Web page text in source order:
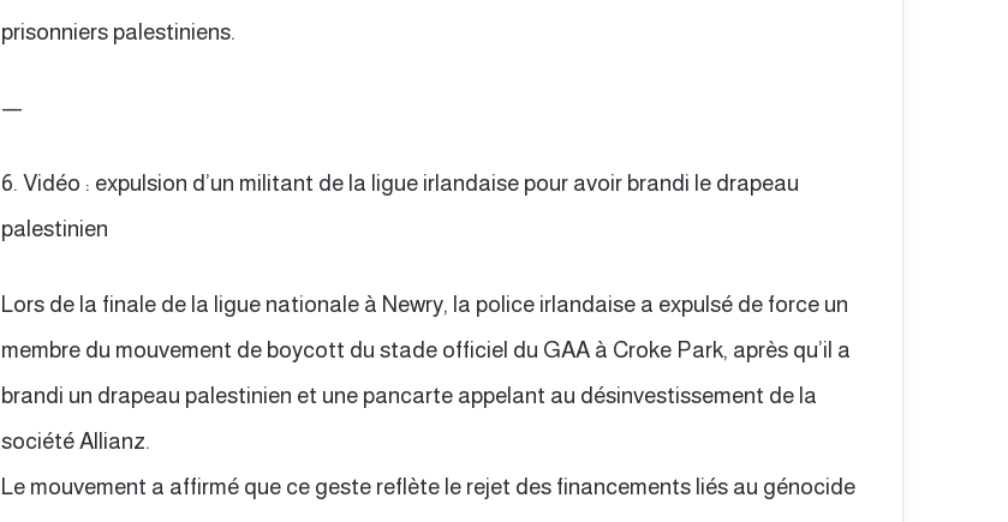
prisonniers palestiniens.
—
6. Vidéo : expulsion d’un militant de la ligue irlandaise pour avoir brandi le drapeau
palestinien
Lors de la finale de la ligue nationale à Newry, la police irlandaise a expulsé de force un
membre du mouvement de boycott du stade officiel du GAA à Croke Park, après qu’il a
brandi un drapeau palestinien et une pancarte appelant au désinvestissement de la
société Allianz.
Le mouvement a affirmé que ce geste reflète le rejet des financements liés au génocide